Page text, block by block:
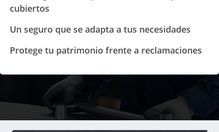
cubiertos
Un seguro que se adapta a tus necesidades
Protege tu patrimonio frente a reclamaciones